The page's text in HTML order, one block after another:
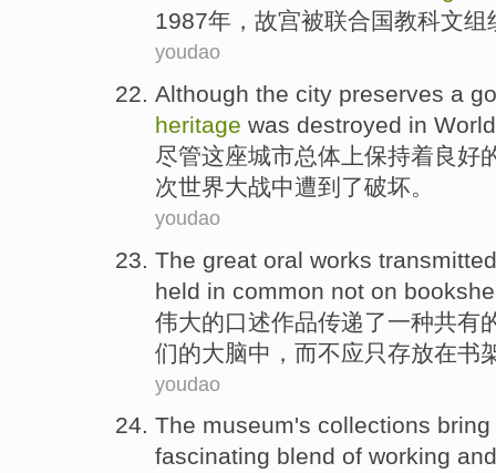
1987年， 故宫被联合国教科文组
youdao
Although the city preserves a
heritage was destroyed in World
尽管这座城市总体 上保持着良好
次世界大战中遭到 了破坏。
youdao
The great oral works transmitted
held in common not on
伟大的口述作品传递了一种共有
们的大脑中 ， 而不应只存放在书
youdao
The museum's collections bring
fascinating blend of working and